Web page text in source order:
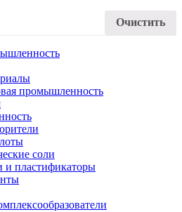
Очистить
промышленность
соли
и пластификаторы